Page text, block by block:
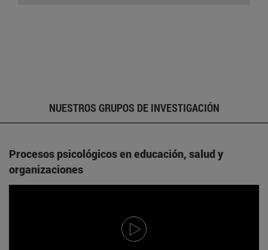
NUESTROS GRUPOS DE INVESTIGACIÓN
Procesos psicológicos en educación, salud y
organizaciones